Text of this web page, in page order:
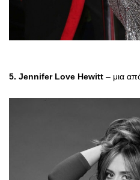
5. Jennifer Love Hewitt – μια